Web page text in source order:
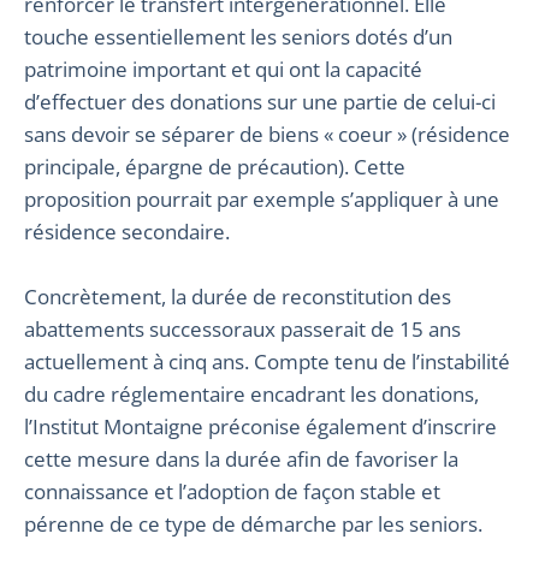
touche essentiellement les seniors dotés d’un
patrimoine important et qui ont la capacité
d’effectuer des donations sur une partie de celui-ci
sans devoir se séparer de biens « coeur » (résidence
principale, épargne de précaution). Cette
proposition pourrait par exemple s’appliquer à une
résidence secondaire.
Concrètement, la durée de reconstitution des
abattements successoraux passerait de 15 ans
actuellement à cinq ans. Compte tenu de l’instabilité
du cadre réglementaire encadrant les donations,
l’Institut Montaigne préconise également d’inscrire
cette mesure dans la durée afin de favoriser la
connaissance et l’adoption de façon stable et
pérenne de ce type de démarche par les seniors.